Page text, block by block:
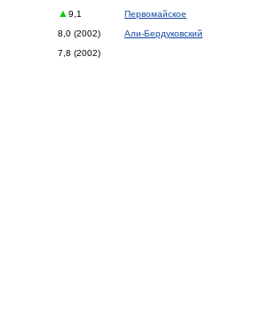
▲ 9,1
Первомайское
8,0 (2002)
Али-Бердуковский
7,8 (2002)